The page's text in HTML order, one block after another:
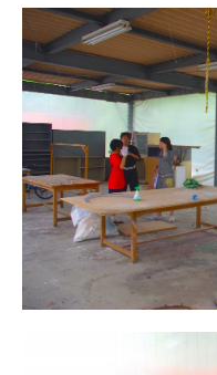
減災デザイン研究室
産学共同プロジェクト
（プリ・テック株式会
社）
メタ情報
ログイン
投稿の RSS
コメントの RSS
WordPress.org